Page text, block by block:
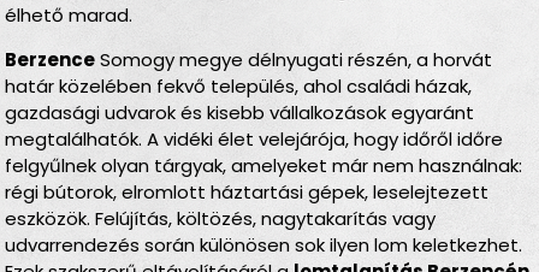
élhető marad.
BerzenceSomogy megye délnyugati részén, a horvát
határ közelében fekvő település, ahol családi házak,
gazdasági udvarok és kisebb vállalkozások egyaránt
megtalálhatók. A vidéki élet velejárója, hogy időről időre
felgyűlnek olyan tárgyak, amelyeket már nem használnak:
régi bútorok, elromlott háztartási gépek, leselejtezett
eszközök. Felújítás, költözés, nagytakarítás vagy
udvarrendezés során különösen sok ilyen lom keletkezhet.